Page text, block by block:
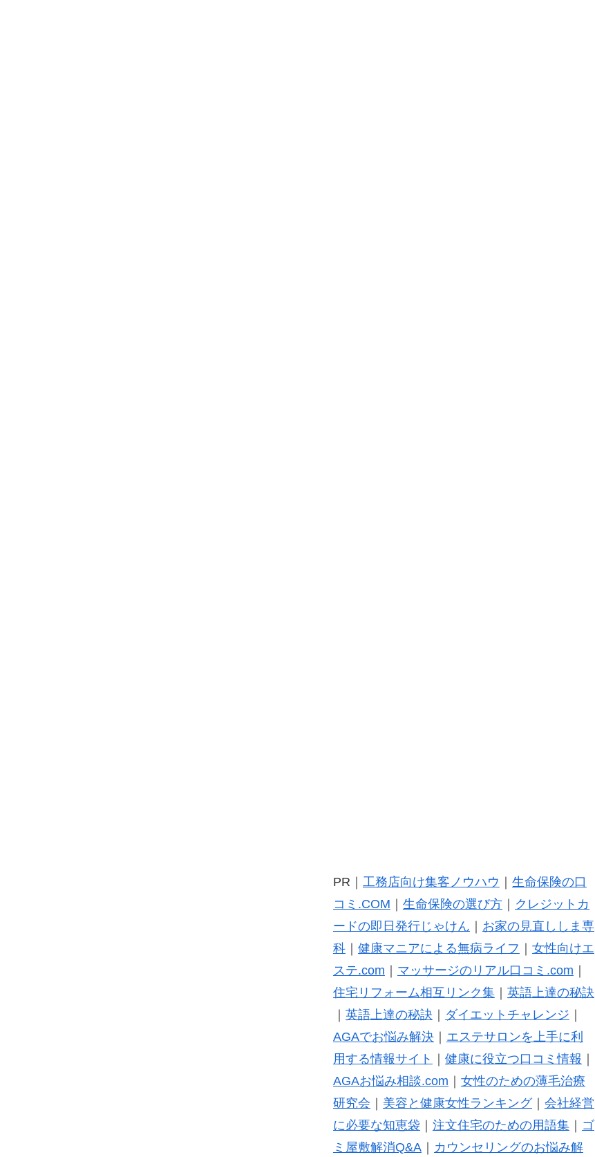
PR｜ 工務店向け集客ノウハウ
生命保険の口
コミ.COM
生命保険の選び方｜
クレジットカ
ードの即日発行じゃけん
お家の見直ししま専
科｜ 健康マニアによる無病ライフ
女性向けエ
ステ.com
マッサージのリアル口コミ.com
住宅リフォーム相互リンク集｜ 英語上達の秘訣
英語上達の秘訣 ダイエットチャレンジ
AGAでお悩み解決｜ エステサロンを上手に利
用する情報サイト
健康に役立つ口コミ情報
AGAお悩み相談.com
女性のための薄毛治療
研究会
美容と健康女性ランキング｜ 会社経営
に必要な知恵袋
注文住宅のための用語集｜
ゴ
ミ屋敷解消Q&A｜ カウンセリングのお悩み解